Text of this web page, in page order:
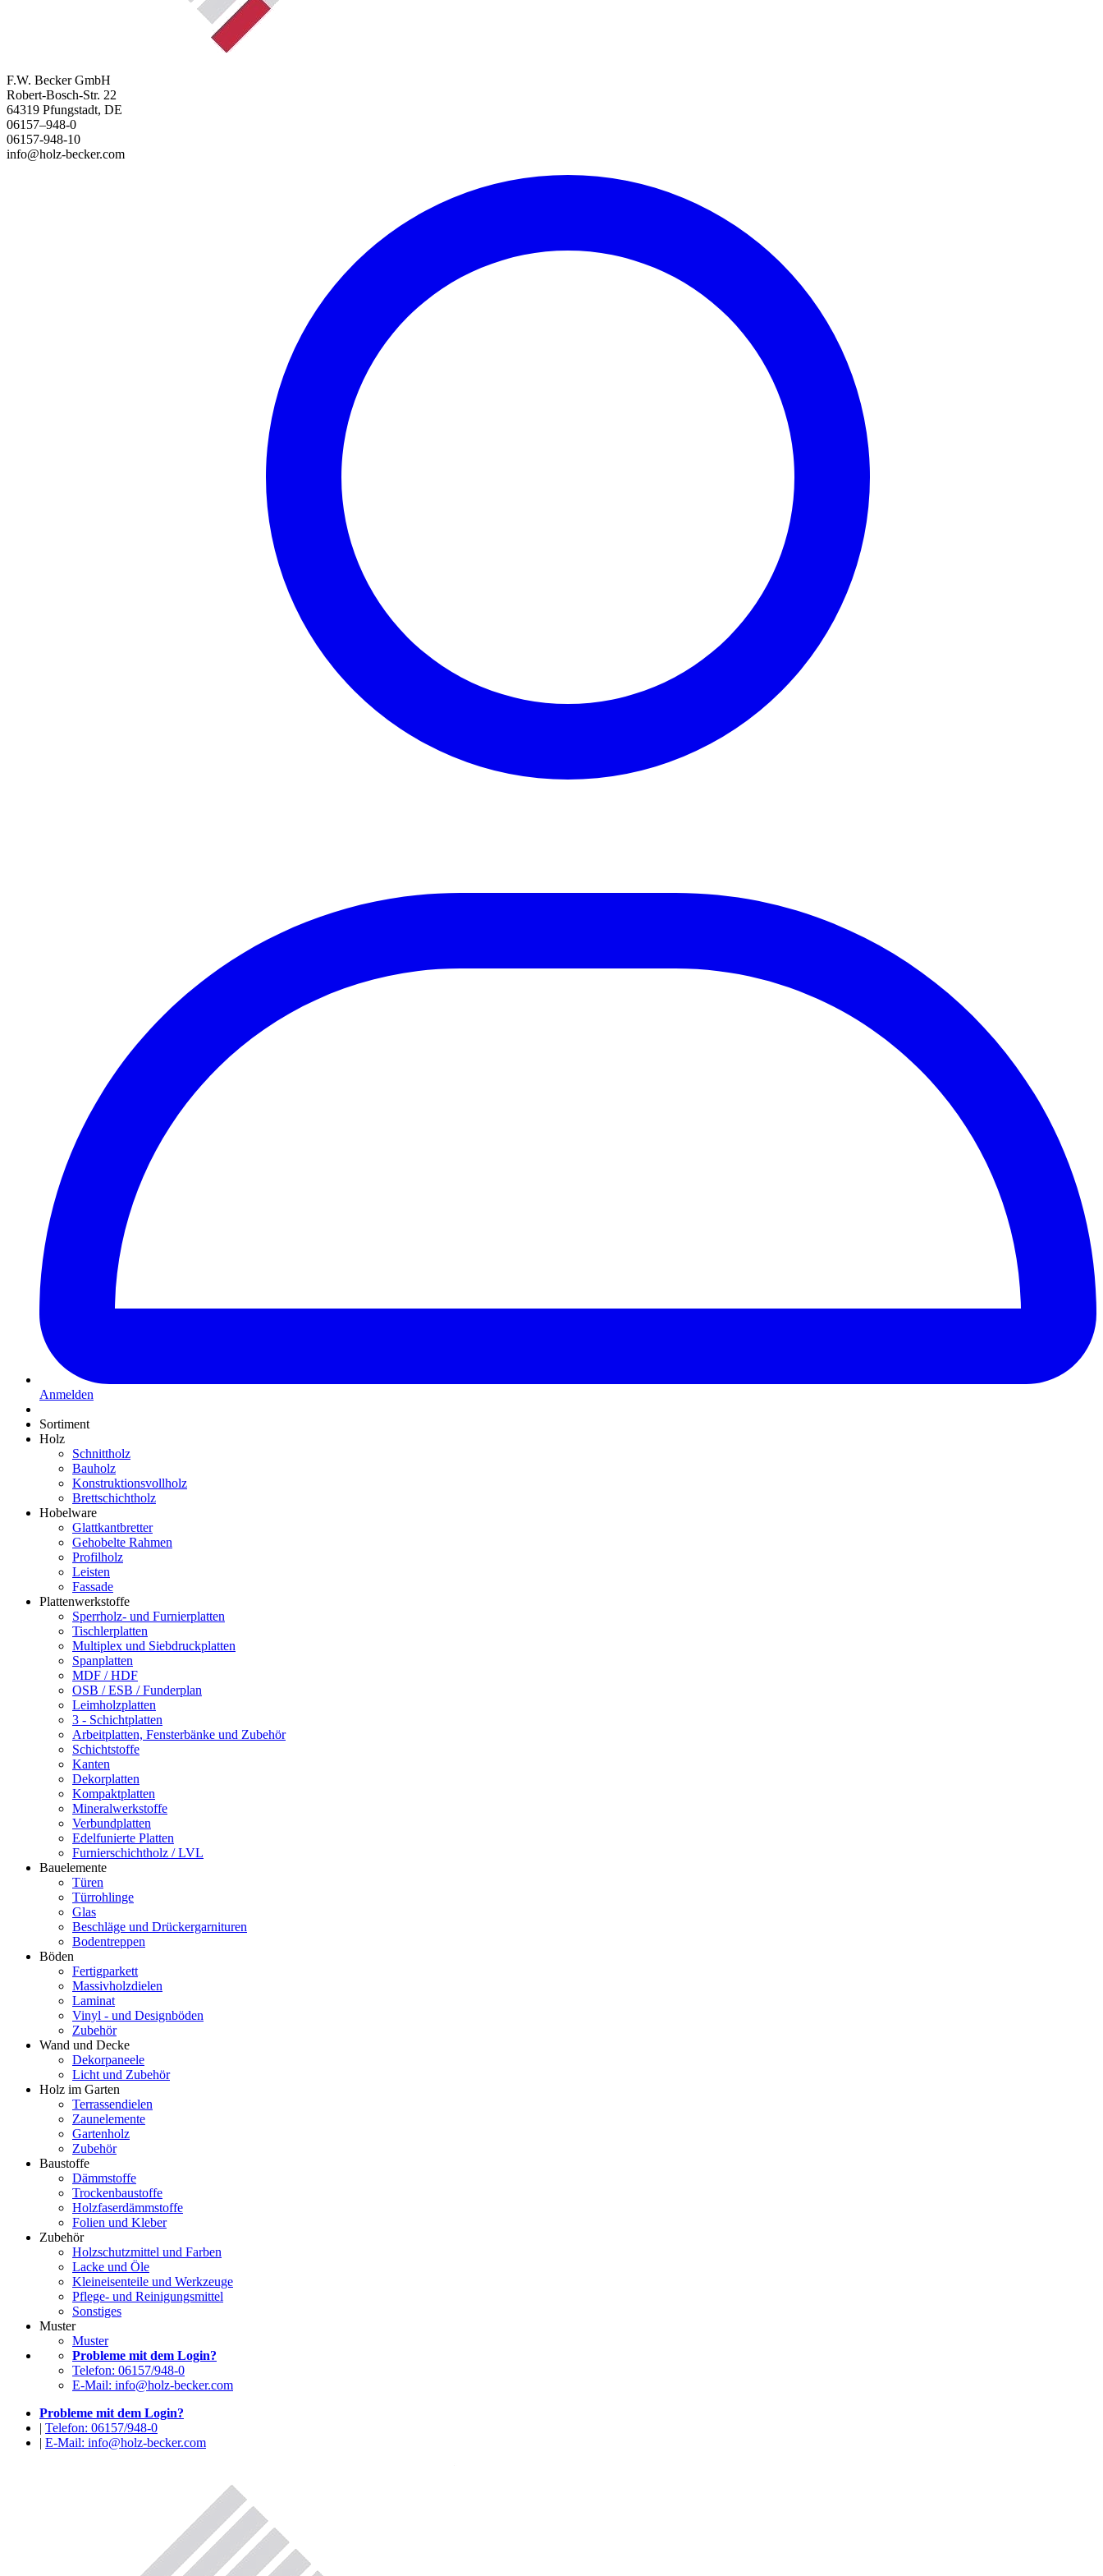
F.W. Becker GmbH
Robert-Bosch-Str. 22
64319 Pfungstadt, DE
06157–948-0
06157-948-10
info@holz-becker.com
Anmelden
Sortiment
Holz
Schnittholz
Bauholz
Konstruktionsvollholz
Brettschichtholz
Hobelware
Glattkantbretter
Gehobelte Rahmen
Profilholz
Leisten
Fassade
Plattenwerkstoffe
Sperrholz- und Furnierplatten
Tischlerplatten
Multiplex und Siebdruckplatten
Spanplatten
MDF / HDF
OSB / ESB / Funderplan
Leimholzplatten
3 - Schichtplatten
Arbeitplatten, Fensterbänke und Zubehör
Schichtstoffe
Kanten
Dekorplatten
Kompaktplatten
Mineralwerkstoffe
Verbundplatten
Edelfunierte Platten
Furnierschichtholz / LVL
Bauelemente
Türen
Türrohlinge
Glas
Beschläge und Drückergarnituren
Bodentreppen
Böden
Fertigparkett
Massivholzdielen
Laminat
Vinyl - und Designböden
Zubehör
Wand und Decke
Dekorpaneele
Licht und Zubehör
Holz im Garten
Terrassendielen
Zaunelemente
Gartenholz
Zubehör
Baustoffe
Dämmstoffe
Trockenbaustoffe
Holzfaserdämmstoffe
Folien und Kleber
Zubehör
Holzschutzmittel und Farben
Lacke und Öle
Kleineisenteile und Werkzeuge
Pflege- und Reinigungsmittel
Sonstiges
Muster
Muster
Probleme mit dem Login?
Telefon: 06157/948-0
E-Mail: info@holz-becker.com
Probleme mit dem Login?
| Telefon: 06157/948-0
| E-Mail: info@holz-becker.com